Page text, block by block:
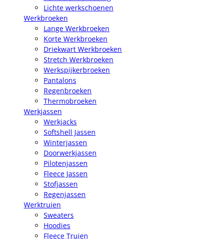
Lichte werkschoenen
Werkbroeken
Lange Werkbroeken
Korte Werkbroeken
Driekwart Werkbroeken
Stretch Werkbroeken
Werkspijkerbroeken
Pantalons
Regenbroeken
Thermobroeken
Werkjassen
Werkjacks
Softshell Jassen
Winterjassen
Doorwerkjassen
Pilotenjassen
Fleece Jassen
Stofjassen
Regenjassen
Werktruien
Sweaters
Hoodies
Fleece Truien